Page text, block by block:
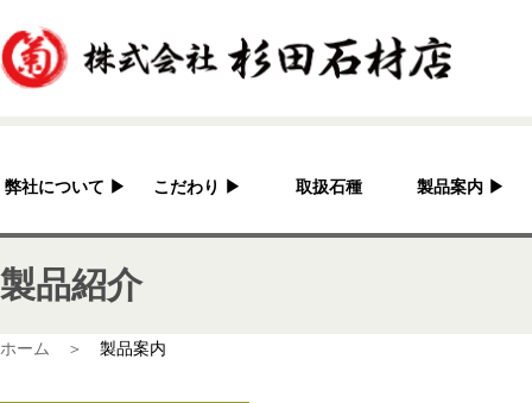
弊社について ▶
杉田石材店とは？
会社概要
こだわり ▶
加工へのこだわり
取扱石種 製品案内 ▶
灯篭
製品紹介
ホーム ＞ 製品案内